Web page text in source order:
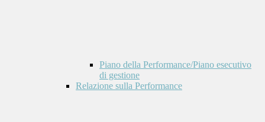
Piano della Performance/Piano esecutivo
di gestione
Relazione sulla Performance